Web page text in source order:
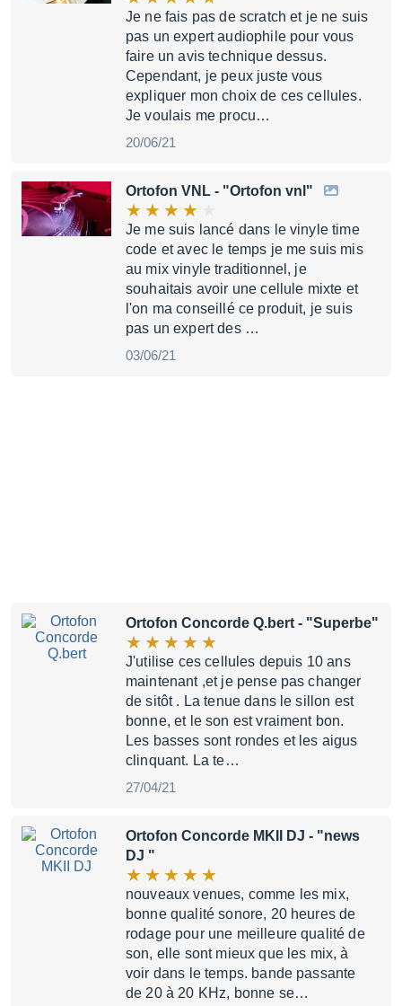
Je ne fais pas de scratch et je ne suis
pas un expert audiophile pour vous
faire un avis technique dessus.
Cependant, je peux juste vous
expliquer mon choix de ces cellules.
Je voulais me procu…
20/06/21
Ortofon VNL - "Ortofon vnl"
Je me suis lancé dans le vinyle time
code et avec le temps je me suis mis
au mix vinyle traditionnel, je
souhaitais avoir une cellule mixte et
l'on ma conseillé ce produit, je suis
pas un expert des …
03/06/21
Ortofon Concorde Q.bert - "Superbe"
J'utilise ces cellules depuis 10 ans
maintenant ,et je pense pas changer
de sitôt . La tenue dans le sillon est
bonne, et le son est vraiment bon.
Les basses sont rondes et les aigus
clinquant. La te…
27/04/21
Ortofon Concorde MKII DJ - "news
DJ "
nouveaux venues, comme les mix,
bonne qualité sonore, 20 heures de
rodage pour une meilleure qualité de
son, elle sont mieux que les mix, à
voir dans le temps. bande passante
de 20 à 20 KHz, bonne se…